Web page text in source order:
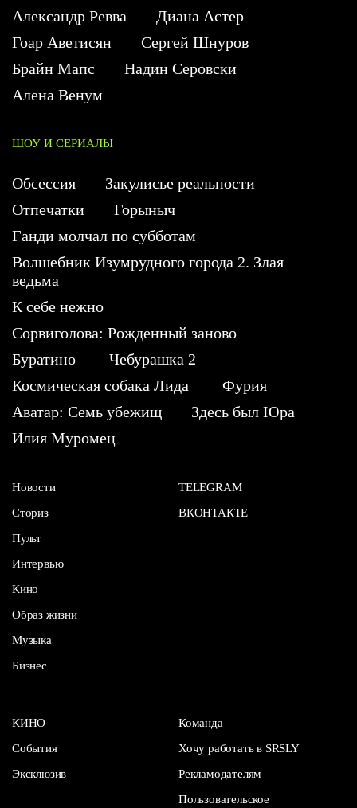
Александр Ревва
Диана Астер
Гоар Аветисян
Сергей Шнуров
Брайн Мапс
Надин Серовски
Алена Венум
ШОУ И СЕРИАЛЫ
Обсессия
Закулисье реальности
Отпечатки
Горыныч
Ганди молчал по субботам
Волшебник Изумрудного города 2. Злая
ведьма
К себе нежно
Сорвиголова: Рожденный заново
Буратино
Чебурашка 2
Космическая собака Лида
Фурия
Аватар: Семь убежищ
Здесь был Юра
Илия Муромец
Новости
Сториз
Пульт
Интервью
Кино
Образ жизни
Музыка
Бизнес
TELEGRAM
ВКОНТАКТЕ
КИНО
События
Эксклюзив
Команда
Хочу работать в SRSLY
Рекламодателям
Пользовательское